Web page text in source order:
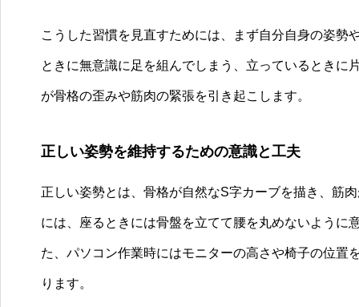
こうした習慣を見直すためには、まず自分自身の姿
ときに無意識に足を組んでしまう、立っているとき
が骨格の歪みや筋肉の緊張を引き起こします。
正しい姿勢を維持するための意識と工夫
正しい姿勢とは、骨格が自然なS字カーブを描き、筋
には、座るときには骨盤を立てて腰を丸めないように
た、パソコン作業時にはモニターの高さや椅子の位置
ります。